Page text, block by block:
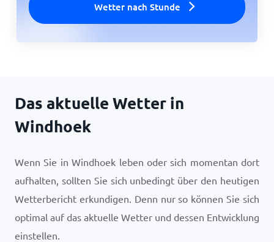
Wetter nach Stunde
Das aktuelle Wetter in
Windhoek
Wenn Sie in Windhoek leben oder sich momentan dort
aufhalten, sollten Sie sich unbedingt über den heutigen
Wetterbericht erkundigen. Denn nur so können Sie sich
optimal auf das aktuelle Wetter und dessen Entwicklung
einstellen.